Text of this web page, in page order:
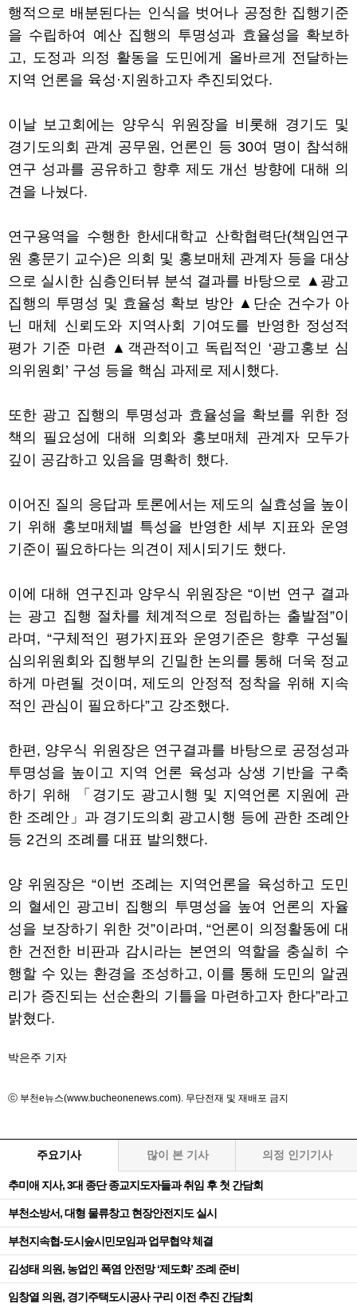
행적으로 배분된다는 인식을 벗어나 공정한 집행기준
을 수립하여 예산 집행의 투명성과 효율성을 확보하
고, 도정과 의정 활동을 도민에게 올바르게 전달하는
지역 언론을 육성·지원하고자 추진되었다.
이날 보고회에는 양우식 위원장을 비롯해 경기도 및
경기도의회 관계 공무원, 언론인 등 30여 명이 참석해
연구 성과를 공유하고 향후 제도 개선 방향에 대해 의
견을 나눴다.
연구용역을 수행한 한세대학교 산학협력단(책임연구
원 홍문기 교수)은 의회 및 홍보매체 관계자 등을 대상
으로 실시한 심층인터뷰 분석 결과를 바탕으로 ▲광고
집행의 투명성 및 효율성 확보 방안 ▲단순 건수가 아
닌 매체 신뢰도와 지역사회 기여도를 반영한 정성적
평가 기준 마련 ▲객관적이고 독립적인 ‘광고홍보 심
의위원회’ 구성 등을 핵심 과제로 제시했다.
또한 광고 집행의 투명성과 효율성을 확보를 위한 정
책의 필요성에 대해 의회와 홍보매체 관계자 모두가
깊이 공감하고 있음을 명확히 했다.
이어진 질의 응답과 토론에서는 제도의 실효성을 높이
기 위해 홍보매체별 특성을 반영한 세부 지표와 운영
기준이 필요하다는 의견이 제시되기도 했다.
이에 대해 연구진과 양우식 위원장은 “이번 연구 결과
는 광고 집행 절차를 체계적으로 정립하는 출발점”이
라며, “구체적인 평가지표와 운영기준은 향후 구성될
심의위원회와 집행부의 긴밀한 논의를 통해 더욱 정교
하게 마련될 것이며, 제도의 안정적 정착을 위해 지속
적인 관심이 필요하다”고 강조했다.
한편, 양우식 위원장은 연구결과를 바탕으로 공정성과
투명성을 높이고 지역 언론 육성과 상생 기반을 구축
하기 위해 「경기도 광고시행 및 지역언론 지원에 관
한 조례안」과 경기도의회 광고시행 등에 관한 조례안
등 2건의 조례를 대표 발의했다.
양 위원장은 “이번 조례는 지역언론을 육성하고 도민
의 혈세인 광고비 집행의 투명성을 높여 언론의 자율
성을 보장하기 위한 것”이라며, “언론이 의정활동에 대
한 건전한 비판과 감시라는 본연의 역할을 충실히 수
행할 수 있는 환경을 조성하고, 이를 통해 도민의 알권
리가 증진되는 선순환의 기틀을 마련하고자 한다”라고
밝혔다.
박은주 기자
ⓒ 부천e뉴스(www.bucheonenews.com). 무단전재 및 재배포 금지
주요기사 많이 본 기사 의정 인기기사
추미애 지사, 3대 종단 종교지도자들과 취임 후 첫 간담회
부천소방서, 대형 물류창고 현장안전지도 실시
부천지속협-도시숲시민모임과 업무협약 체결
김성태 의원, 농업인 폭염 안전망 ‘제도화’ 조례 준비
임창열 의원, 경기주택도시공사 구리 이전 추진 간담회